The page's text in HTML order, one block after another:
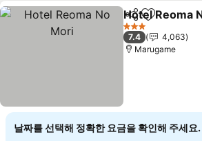
공유 즐겨찾기
Hotel Reoma
3 성급
7.4
4,063
Marugame
날짜를 선택해 정확한 요금을 확인해 주세요.